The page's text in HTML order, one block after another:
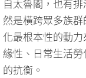
自太魯閣，也有
然是橫跨眾多族
化最根本性的動
緣性、日常生活
的抗衡。